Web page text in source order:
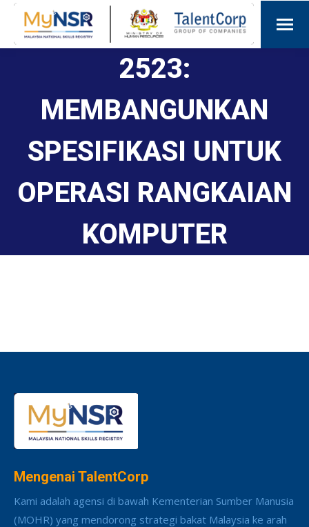
2523:
MEMBANGUNKAN
SPESIFIKASI UNTUK
OPERASI RANGKAIAN
KOMPUTER
Mengenai TalentCorp
Kami adalah agensi di bawah Kementerian Sumber Manusia
(MOHR) yang mendorong strategi bakat Malaysia ke arah